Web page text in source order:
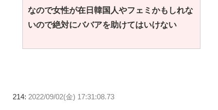
なので女性が在日韓国人やフェミかもしれな
いので絶対にババアを助けてはいけない
214: 2022/09/02(金) 17:31:08.73